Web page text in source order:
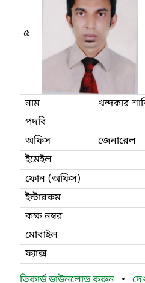
৫
নাম
খন্দকার
পদবি
অফিস
জেনারেল
ইমেইল
ফোন (অফিস)
ইন্টারকম
কক্ষ নম্বর
মোবাইল
ফ্যাক্স
ভিকার্ড ডাউনলোড করুন •